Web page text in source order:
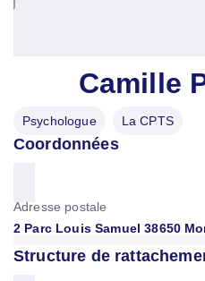
Camille
Psychologue La CPTS
Coordonnées
Adresse postale
2 Parc Louis Samuel 38650
Structure de